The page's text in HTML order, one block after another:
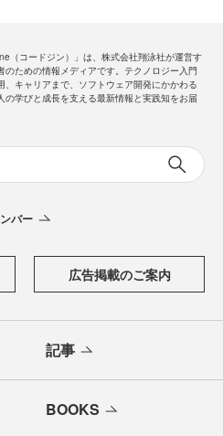
（コードジン）」は、株式会社翔泳社が運営す
のための情報メディアです。テクノロジー入門
、キャリアまで、ソフトウェア開発にかかわる
の学びと成長を支える最新情報と実践知をお届
バー
広告掲載のご案内
記事
BOOKS